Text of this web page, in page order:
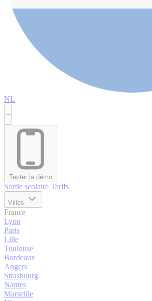
NL
Tester la démo
Sortie scolaire Tarifs
Villes
France
Lyon
Paris
Lille
Toulouse
Bordeaux
Angers
Strasbourg
Nantes
Marseille